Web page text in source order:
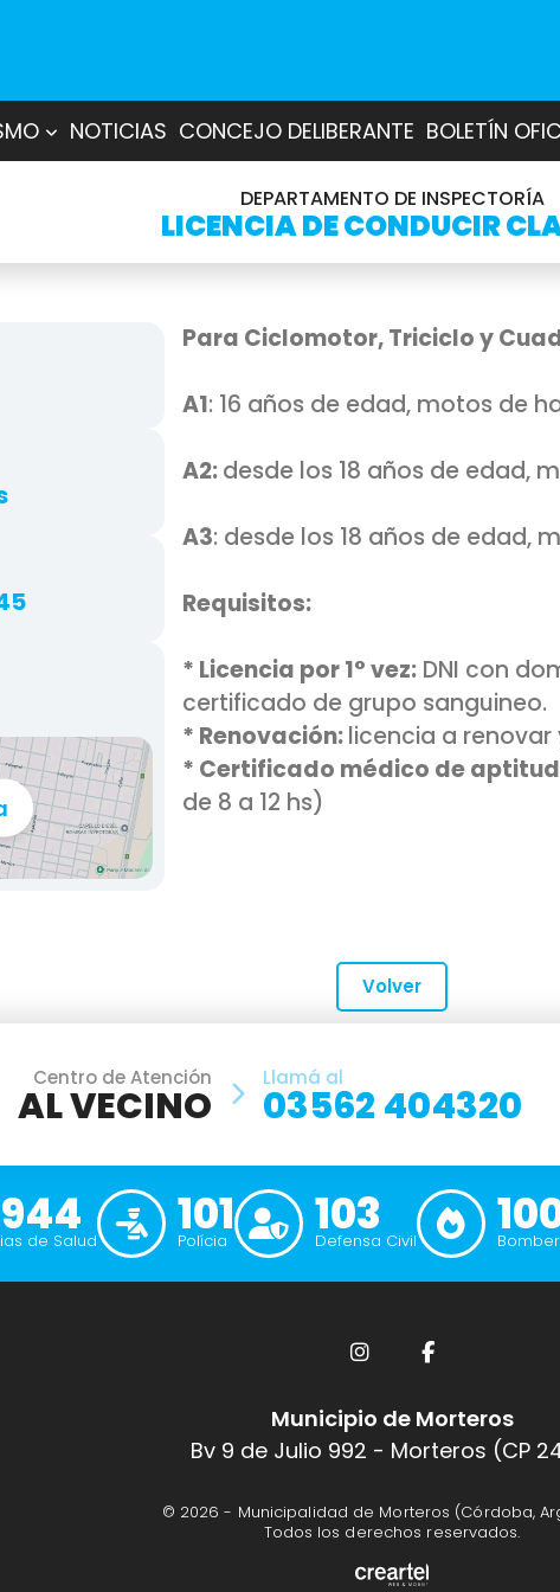
NOTICIAS CONCEJO DELIBERANTE BOLETÍN
DEPARTAMENTO DE INSPECTORÍA
LICENCIA DE CONDUCIR
Para Ciclomotor, Triciclo y
A1: 16 años de edad, motos de
A2:desde los 18 años de edad,
A3: desde los 18 años de edad,
Requisitos:
* Licencia por 1° vez:DNI con
certificado de grupo sanguineo.
* Renovación:licencia a renovar
* Certificado médico de
de 8 a 12 hs)
Volver
Centro de Atención
AL VECINO
Llamá al
03562 404320
de Salud 101
Polícia 103
Defensa Civil
Municipio de Morteros
Bv 9 de Julio 992 - Morteros (CP
© 2026 - Municipalidad de Morteros (Córdoba,
Todos los derechos reservados.